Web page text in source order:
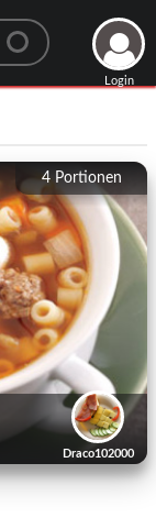
Login
4 Portionen
Draco102000